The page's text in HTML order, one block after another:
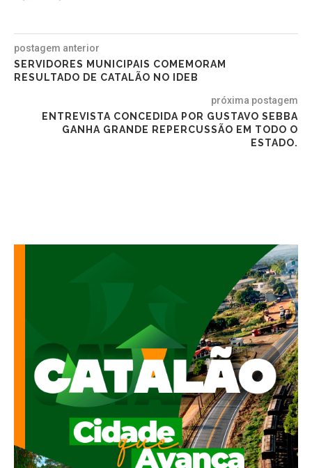
postagem anterior
SERVIDORES MUNICIPAIS COMEMORAM
RESULTADO DE CATALÃO NO IDEB
próxima postagem
ENTREVISTA CONCEDIDA POR GUSTAVO SEBBA
GANHA GRANDE REPERCUSSÃO EM TODO O
ESTADO.